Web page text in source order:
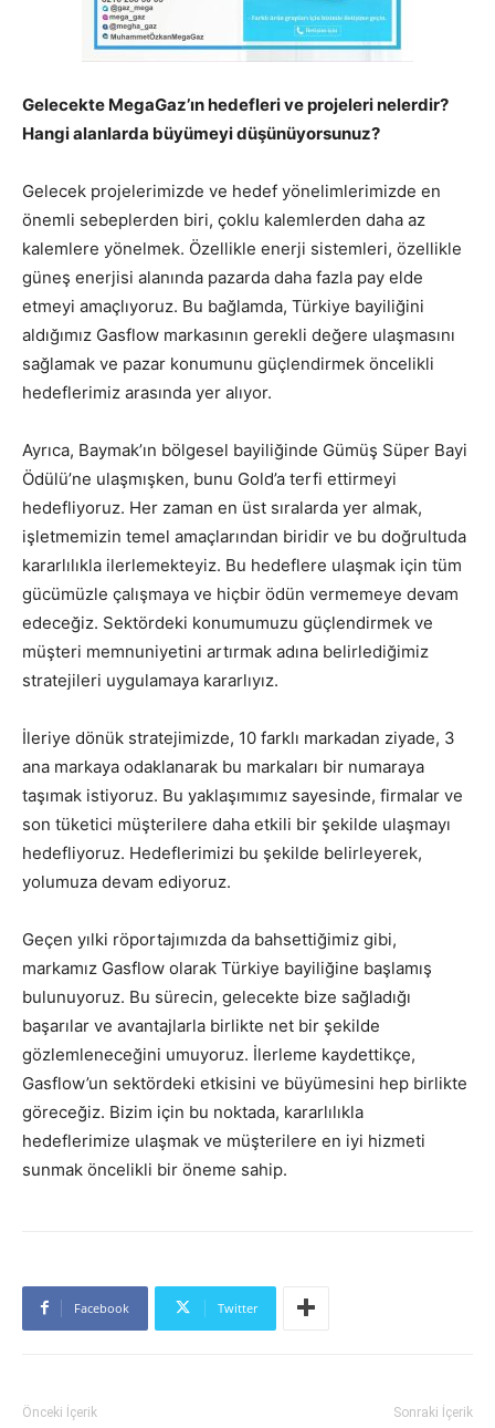
Gelecekte MegaGaz’ın hedefleri ve projeleri nelerdir?
Hangi alanlarda büyümeyi düşünüyorsunuz?
Gelecek projelerimizde ve hedef yönelimlerimizde en
önemli sebeplerden biri, çoklu kalemlerden daha az
kalemlere yönelmek. Özellikle enerji sistemleri, özellikle
güneş enerjisi alanında pazarda daha fazla pay elde
etmeyi amaçlıyoruz. Bu bağlamda, Türkiye bayiliğini
aldığımız Gasflow markasının gerekli değere ulaşmasını
sağlamak ve pazar konumunu güçlendirmek öncelikli
hedeflerimiz arasında yer alıyor.
Ayrıca, Baymak’ın bölgesel bayiliğinde Gümüş Süper Bayi
Ödülü’ne ulaşmışken, bunu Gold’a terfi ettirmeyi
hedefliyoruz. Her zaman en üst sıralarda yer almak,
işletmemizin temel amaçlarından biridir ve bu doğrultuda
kararlılıkla ilerlemekteyiz. Bu hedeflere ulaşmak için tüm
gücümüzle çalışmaya ve hiçbir ödün vermemeye devam
edeceğiz. Sektördeki konumumuzu güçlendirmek ve
müşteri memnuniyetini artırmak adına belirlediğimiz
stratejileri uygulamaya kararlıyız.
İleriye dönük stratejimizde, 10 farklı markadan ziyade, 3
ana markaya odaklanarak bu markaları bir numaraya
taşımak istiyoruz. Bu yaklaşımımız sayesinde, firmalar ve
son tüketici müşterilere daha etkili bir şekilde ulaşmayı
hedefliyoruz. Hedeflerimizi bu şekilde belirleyerek,
yolumuza devam ediyoruz.
Geçen yılki röportajımızda da bahsettiğimiz gibi,
markamız Gasflow olarak Türkiye bayiliğine başlamış
bulunuyoruz. Bu sürecin, gelecekte bize sağladığı
başarılar ve avantajlarla birlikte net bir şekilde
gözlemleneceğini umuyoruz. İlerleme kaydettikçe,
Gasflow’un sektördeki etkisini ve büyümesini hep birlikte
göreceğiz. Bizim için bu noktada, kararlılıkla
hedeflerimize ulaşmak ve müşterilere en iyi hizmeti
sunmak öncelikli bir öneme sahip.
Facebook Twitter
Önceki İçerik Sonraki İçerik